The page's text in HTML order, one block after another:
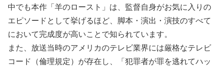
中でも本作「羊のロースト」は、監督自身がお気に入りの
エピソードとして挙げるほど、脚本・演出・演技のすべて
において完成度が高いことで知られています。
また、放送当時のアメリカのテレビ業界には厳格なテレビ
コード（倫理規定）が存在し、「犯罪者が罪を逃れてハッ